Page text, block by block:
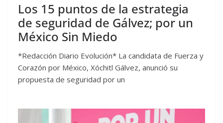
Los 15 puntos de la estrategia
de seguridad de Gálvez; por un
México Sin Miedo
*Redacción Diario Evolución* La candidata de Fuerza y
Corazón por México, Xóchitl Gálvez, anunció su
propuesta de seguridad por un